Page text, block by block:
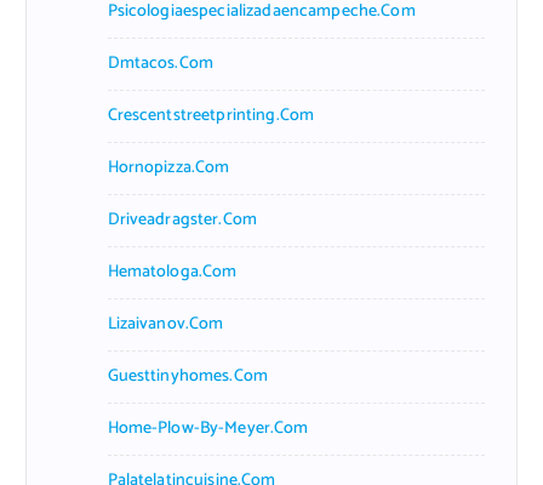
Psicologiaespecializadaencampeche.com
Dmtacos.com
Crescentstreetprinting.com
Hornopizza.com
Driveadragster.com
Hematologa.com
Lizaivanov.com
Guesttinyhomes.com
Home-Plow-By-Meyer.com